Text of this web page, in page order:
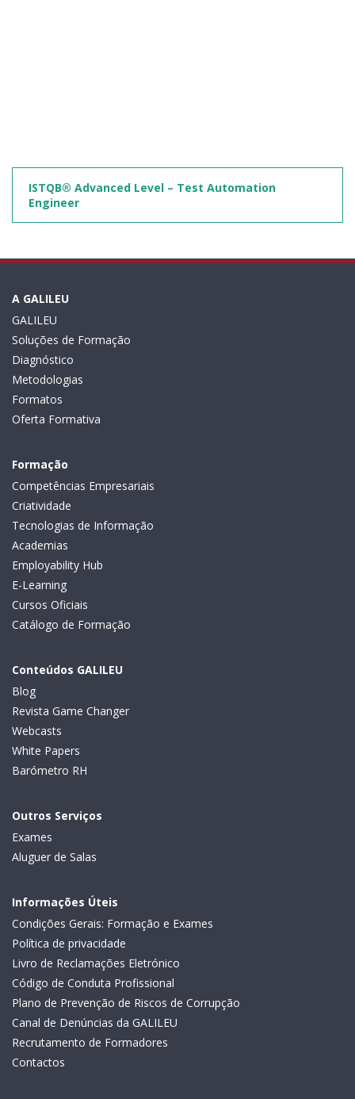
ISTQB® Advanced Level – Test Automation
Engineer
A GALILEU
GALILEU
Soluções de Formação
Diagnóstico
Metodologias
Formatos
Oferta Formativa
Formação
Competências Empresariais
Criatividade
Tecnologias de Informação
Academias
Employability Hub
E-Learning
Cursos Oficiais
Catálogo de Formação
Conteúdos GALILEU
Blog
Revista Game Changer
Webcasts
White Papers
Barómetro RH
Outros Serviços
Exames
Aluguer de Salas
Informações Úteis
Condições Gerais: Formação e Exames
Política de privacidade
Livro de Reclamações Eletrónico
Código de Conduta Profissional
Plano de Prevenção de Riscos de Corrupção
Canal de Denúncias da GALILEU
Recrutamento de Formadores
Contactos